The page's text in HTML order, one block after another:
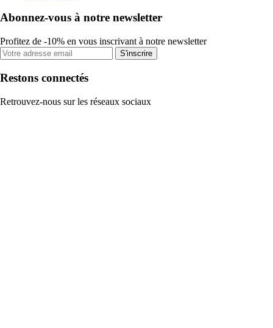
Abonnez-vous à notre newsletter
Profitez de -10% en vous inscrivant à notre newsletter
S'inscrire
Restons connectés
Retrouvez-nous sur les réseaux sociaux